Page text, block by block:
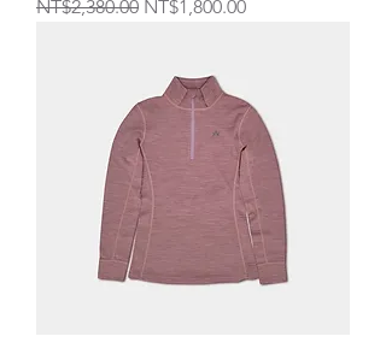
通常価格
NT$2,380.00 セール価格
NT$1,800.00